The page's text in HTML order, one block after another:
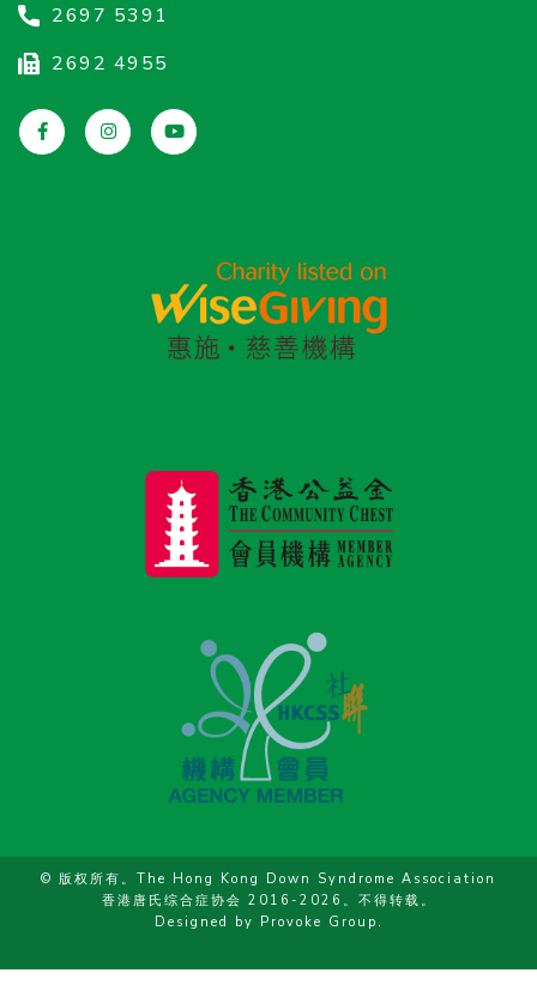
2697 5391
2692 4955
© 版权所有。The Hong Kong Down Syndrome Association
香港唐氏综合症协会 2016-2026。不得转载。
Designed by Provoke Group .